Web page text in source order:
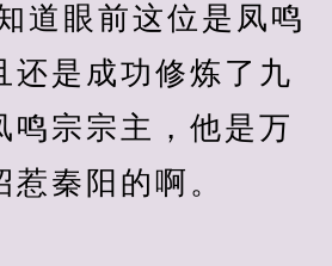
眼前这位是凤鸣
还是成功修炼了九
鸣宗宗主，他是万
秦阳的啊。